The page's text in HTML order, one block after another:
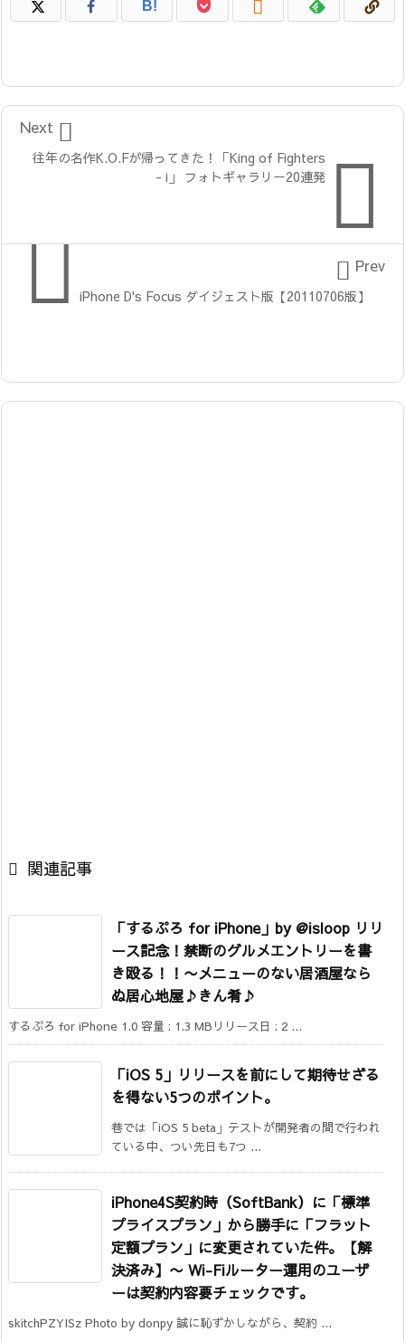
B! 

往年の名作K.O.Fが帰ってきた！「King of Fighters
- i」 フォトギャラリー20連発

Next
iPhone D's Focus ダイジェスト版【20110706版】
 Prev
 関連記事
「するぷろ for iPhone」by @isloop リリ
ース記念！禁断のグルメエントリーを書
き殴る！！ 〜メニューのない居酒屋なら
ぬ居心地屋♪きん肴♪
するぷろ for iPhone 1.0 容量 : 1.3 MBリリース日 : 2 ...
「iOS 5」リリースを前にして期待せざる
を得ない5つのポイント。
巷では「iOS 5 beta」テストが開発者の間で行われ
ている中、つい先日も7つ ...
iPhone4S契約時（SoftBank）に「標準
プライスプラン」から勝手に「フラット
定額プラン」に変更されていた件。【解
決済み】 〜 Wi-Fiルーター運用のユーザ
ーは契約内容要チェックです。
skitchPZYISz Photo by donpy 誠に恥ずかしながら、契約 ...